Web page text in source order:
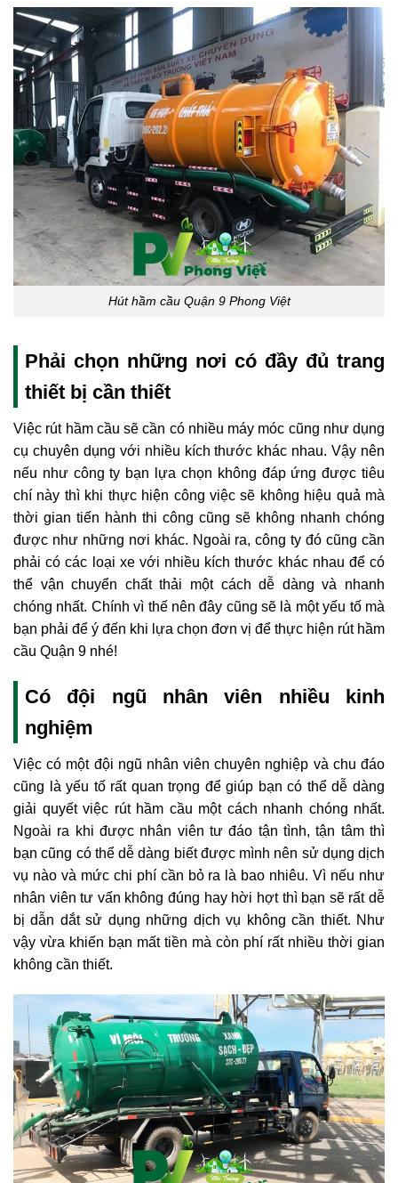
Hút hầm cầu Quận 9 Phong Việt
Phải chọn những nơi có đầy đủ trang
thiết bị cần thiết
Việc rút hầm cầu sẽ cần có nhiều máy móc cũng như dụng
cụ chuyên dụng với nhiều kích thước khác nhau. Vậy nên
nếu như công ty bạn lựa chọn không đáp ứng được tiêu
chí này thì khi thực hiện công việc sẽ không hiệu quả mà
thời gian tiến hành thi công cũng sẽ không nhanh chóng
được như những nơi khác. Ngoài ra, công ty đó cũng cần
phải có các loại xe với nhiều kích thước khác nhau để có
thể vận chuyển chất thải một cách dễ dàng và nhanh
chóng nhất. Chính vì thế nên đây cũng sẽ là một yếu tố mà
bạn phải để ý đến khi lựa chọn đơn vị để thực hiện rút hầm
cầu Quận 9 nhé!
Có đội ngũ nhân viên nhiều kinh
nghiệm
Việc có một đội ngũ nhân viên chuyên nghiệp và chu đáo
cũng là yếu tố rất quan trọng để giúp bạn có thể dễ dàng
giải quyết việc rút hầm cầu một cách nhanh chóng nhất.
Ngoài ra khi được nhân viên tư đáo tận tình, tận tâm thì
bạn cũng có thể dễ dàng biết được mình nên sử dụng dịch
vụ nào và mức chi phí cần bỏ ra là bao nhiêu. Vì nếu như
nhân viên tư vấn không đúng hay hời hợt thì bạn sẽ rất dễ
bị dẫn dắt sử dụng những dịch vụ không cần thiết. Như
vậy vừa khiến bạn mất tiền mà còn phí rất nhiều thời gian
không cần thiết.